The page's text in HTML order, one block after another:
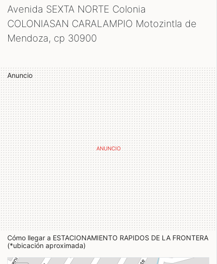
Avenida SEXTA NORTE Colonia
COLONIASAN CARALAMPIO Motozintla de
Mendoza, cp 30900
Anuncio
Cómo llegar a ESTACIONAMIENTO RAPIDOS DE LA FRONTERA
(*ubicación aproximada)